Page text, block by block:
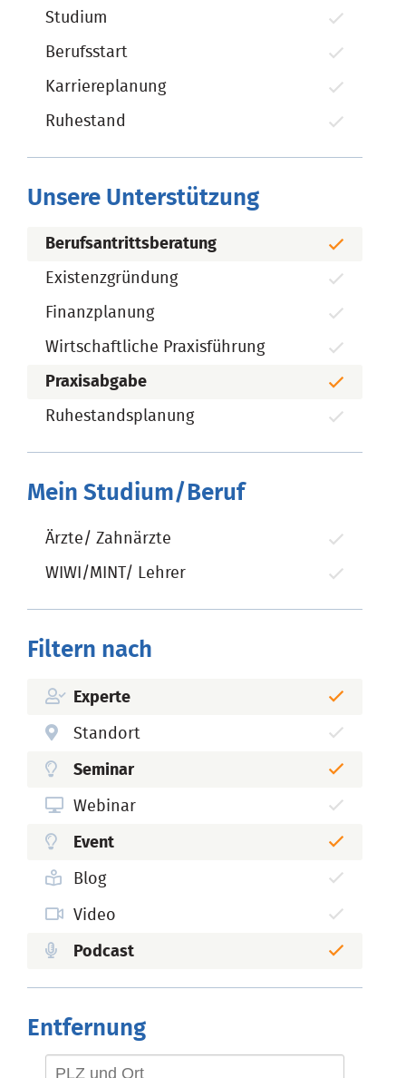
Studium
Berufsstart
Karriereplanung
Ruhestand
Unsere Unterstützung
Berufsantrittsberatung
Existenzgründung
Finanzplanung
Wirtschaftliche Praxisführung
Praxisabgabe
Ruhestandsplanung
Mein Studium/Beruf
Ärzte/ Zahnärzte
WIWI/MINT/ Lehrer
Filtern nach
Experte
Standort
Seminar
Webinar
Event
Blog
Video
Podcast
Entfernung